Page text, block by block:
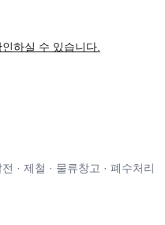
하실 수 있습니다.
· 제철 · 물류창고 · 폐수처리